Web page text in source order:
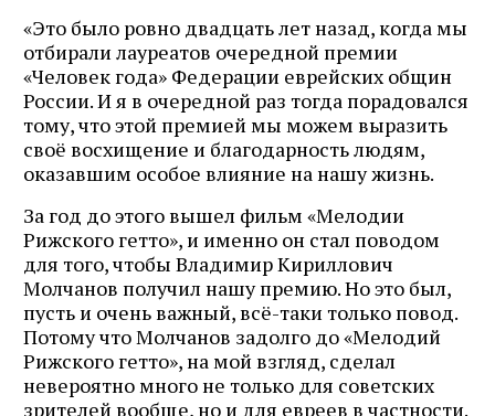
«Это было ровно двадцать лет назад, когда мы
отбирали лауреатов очередной премии
«Человек года» Федерации еврейских общин
России. И я в очередной раз тогда порадовался
тому, что этой премией мы можем выразить
своё восхищение и благодарность людям,
оказавшим особое влияние на нашу жизнь.
За год до этого вышел фильм «Мелодии
Рижского гетто», и именно он стал поводом
для того, чтобы Владимир Кириллович
Молчанов получил нашу премию. Но это был,
пусть и очень важный, всё-таки только повод.
Потому что Молчанов задолго до «Мелодий
Рижского гетто», на мой взгляд, сделал
невероятно много не только для советских
зрителей вообще, но и для евреев в частности.